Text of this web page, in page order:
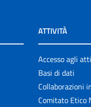
ATTIVITÀ
Accesso agli atti
Basi di dati
Collaborazioni
Comitato Etico